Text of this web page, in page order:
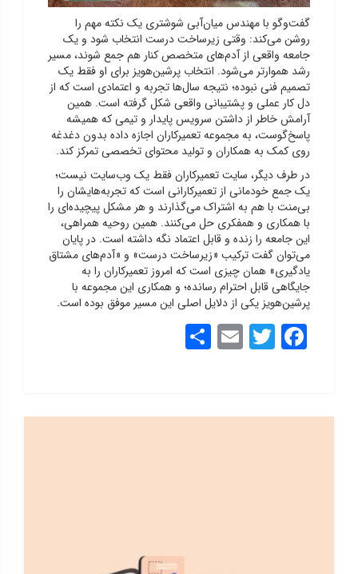
گفت‌وگو با مهندس میان‌آبی شوشتری یک نکته مهم را
روشن می‌کند: وقتی زیرساخت درست انتخاب شود و یک
جامعه واقعی از آدم‌های متخصص کنار هم جمع شوند، مسیر
رشد هموارتر می‌شود. انتخاب پرشین‌هویز برای او فقط یک
تصمیم فنی نبوده؛ نتیجه سال‌ها تجربه و اعتمادی است که از
دل کار عملی و پشتیبانی واقعی شکل گرفته است. همین
آرامش خاطر از داشتن سرویس پایدار و تیمی که همیشه
پاسخ‌گوست، به مجموعه تعمیرکاران اجازه داده بدون دغدغه
روی کمک به همکاران و تولید محتوای تخصصی تمرکز کند.
در طرف دیگر، سایت تعمیرکاران فقط یک وب‌سایت نیست؛
یک جمع خودمانی از تعمیرکارانی است که تجربه‌هایشان را
بی‌منت با هم به اشتراک می‌گذارند و هر مشکل پیچیده‌ای را
با همکاری و همفکری حل می‌کنند. همین روحیه همراهی،
این جامعه را زنده و قابل اعتماد نگه داشته است. در پایان
می‌توان گفت ترکیب «زیرساخت درست» و «آدم‌های مشتاق
یادگیری» همان چیزی است که امروز تعمیرکاران را به
جایگاهی قابل احترام رسانده؛ و همکاری این مجموعه با
پرشین‌هویز یکی از دلایل اصلی این مسیر موفق بوده است.
Facebook
Twitter
Email